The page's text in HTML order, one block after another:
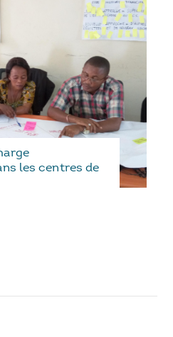
les centres de